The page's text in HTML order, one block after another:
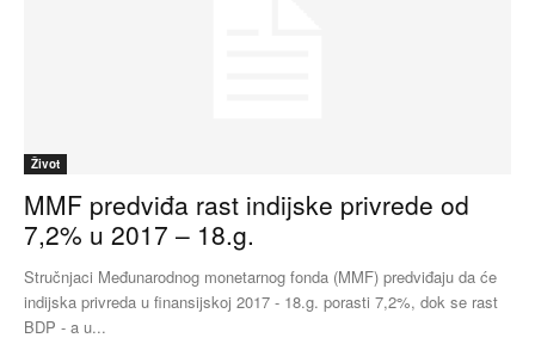
Život
MMF predviđa rast indijske privrede od
7,2% u 2017 – 18.g.
Stručnjaci Međunarodnog monetarnog fonda (MMF) predviđaju da će
indijska privreda u finansijskoj 2017 - 18.g. porasti 7,2%, dok se rast
BDP - a u...